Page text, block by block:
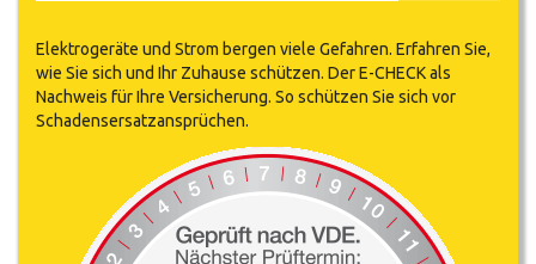
Elektrogeräte und Strom bergen viele Gefahren. Erfahren Sie,
wie Sie sich und Ihr Zuhause schützen. Der E-CHECK als
Nachweis für Ihre Versicherung. So schützen Sie sich vor
Schadensersatzansprüchen.